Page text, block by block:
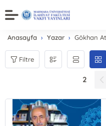
Anasayfa Yazar Gökhan
Filtre
2